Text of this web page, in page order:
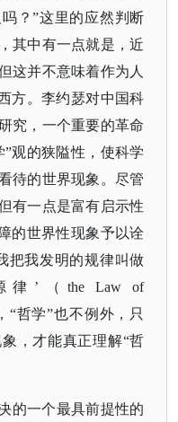
？”这里的应然判断
其中有一点就是，近
这并不意味着作为人
方。李约瑟对中国科
究，一个重要的革命
观的狭隘性，使科学
待的世界现象。尽管
有一点是富有启示性
的世界性现象予以诠
把我发明的规律叫做
’（the Law of
“哲学”也不例外，只
，才能真正理解“哲
的一个最具前提性的